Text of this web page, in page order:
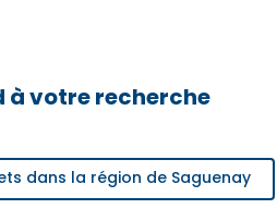
à votre recherche
dans la région de Saguenay